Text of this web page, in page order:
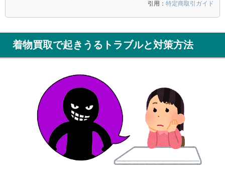
引用：特定商取引ガイド
着物買取で起きうるトラブルと対策方法